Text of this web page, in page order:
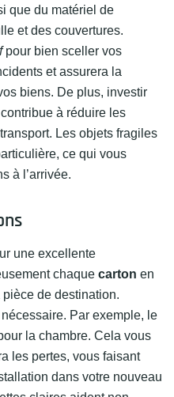
que du matériel de
et des couvertures.
pour bien sceller vos
et assurera la
biens. De plus, investir
à réduire les
Les objets fragiles
ce qui vous
à l’arrivée.
une excellente
chaque carton en
de destination.
Par exemple, le
la chambre. Cela vous
les pertes, vous faisant
dans votre nouveau